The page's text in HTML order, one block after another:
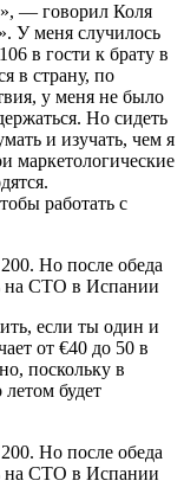
— говорил Коля
У меня случилось
в гости к брату в
в страну, по
у меня не было
Но сидеть
и изучать, чем я
маркетологические
работать с
если ты один и
от €40 до 50 в
поскольку в
будет